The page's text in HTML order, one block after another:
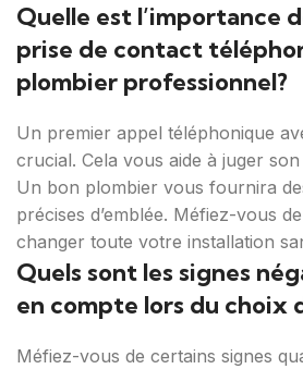
Quelle est l’importance
prise de contact
plombier professionnel?
Un premier appel téléphonique
crucial. Cela vous aide à juger
Un bon plombier vous fournira
précises d’emblée. Méfiez-vous
changer toute votre installation
Quels sont les signes
en compte lors du choix
Méfiez-vous de certains signes